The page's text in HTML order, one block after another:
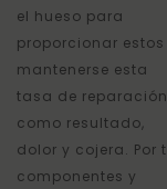
el hueso para
proporcionar
mantenerse esta
tasa de
como resultado,
dolor y cojera. Por
componentes y